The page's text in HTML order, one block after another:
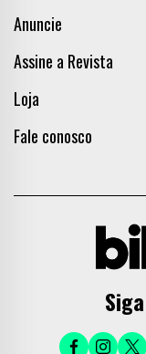
Anuncie
Assine a Revista
Loja
Fale conosco